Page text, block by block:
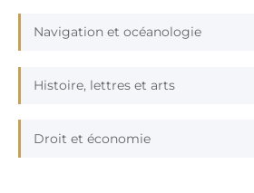
Navigation et océanologie
Histoire, lettres et arts
Droit et économie